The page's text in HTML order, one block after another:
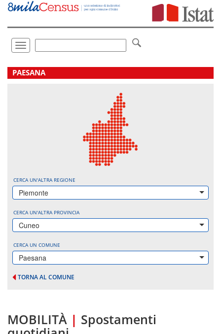
Vai
direttamente
Toggle
navigation
.
PAESANA
CERCA UN'ALTRA REGIONE
Piemonte
CERCA UN'ALTRA PROVINCIA
Cuneo
CERCA UN COMUNE
Paesana
TORNA AL COMUNE
MOBILITÀ | Spostamenti